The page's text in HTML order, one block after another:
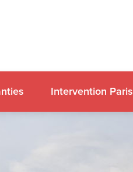
Intervention Paris